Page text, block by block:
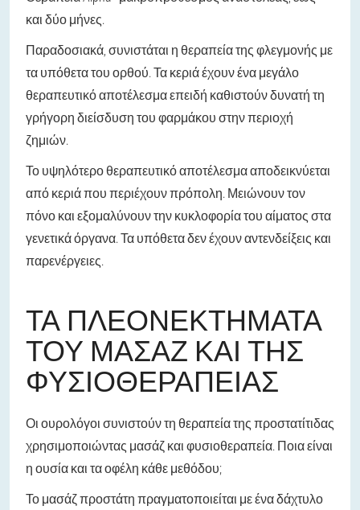
και δύο μήνες.
Παραδοσιακά, συνιστάται η θεραπεία της φλεγμονής με
τα υπόθετα του ορθού. Τα κεριά έχουν ένα μεγάλο
θεραπευτικό αποτέλεσμα επειδή καθιστούν δυνατή τη
γρήγορη διείσδυση του φαρμάκου στην περιοχή
ζημιών.
Το υψηλότερο θεραπευτικό αποτέλεσμα αποδεικνύεται
από κεριά που περιέχουν πρόπολη. Μειώνουν τον
πόνο και εξομαλύνουν την κυκλοφορία του αίματος στα
γενετικά όργανα. Τα υπόθετα δεν έχουν αντενδείξεις και
παρενέργειες.
ΤΑ ΠΛΕΟΝΕΚΤΉΜΑΤΑ
ΤΟΥ ΜΑΣΆΖ ΚΑΙ ΤΗΣ
ΦΥΣΙΟΘΕΡΑΠΕΊΑΣ
Οι ουρολόγοι συνιστούν τη θεραπεία της προστατίτιδας
χρησιμοποιώντας μασάζ και φυσιοθεραπεία. Ποια είναι
η ουσία και τα οφέλη κάθε μεθόδου;
Το μασάζ προστάτη πραγματοποιείται με ένα δάχτυλο